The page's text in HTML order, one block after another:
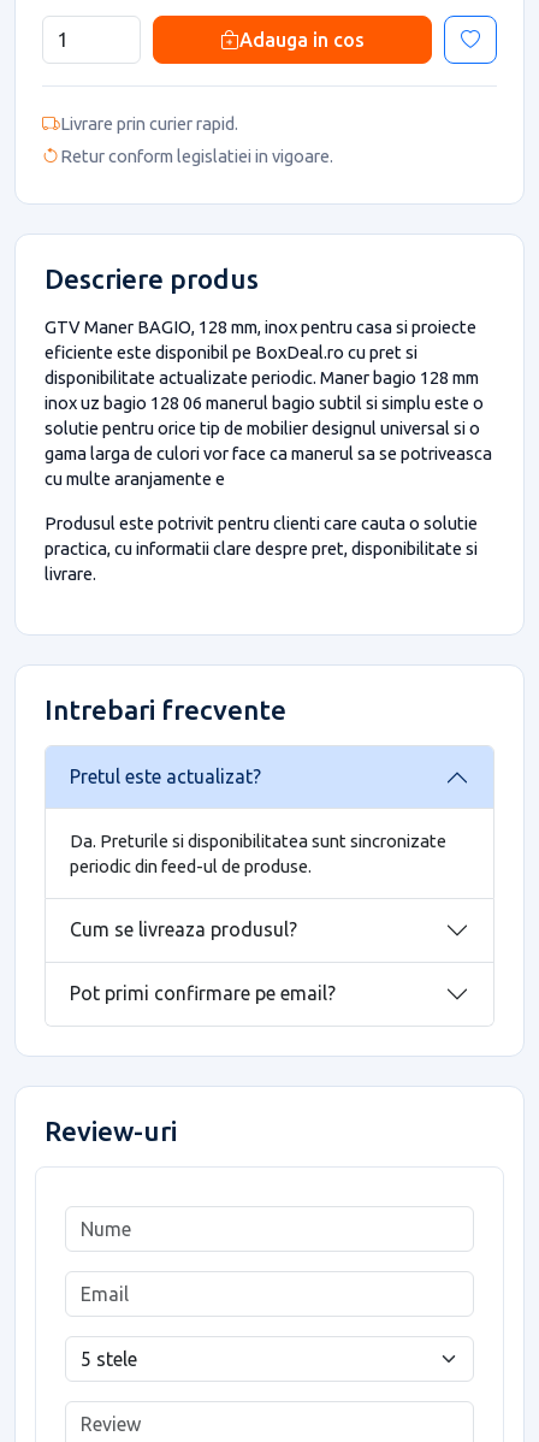
Adauga in cos
Livrare prin curier rapid.
Retur conform legislatiei in vigoare.
Descriere produs
GTV Maner BAGIO, 128 mm, inox pentru casa si proiecte
eficiente este disponibil pe BoxDeal.ro cu pret si
disponibilitate actualizate periodic. Maner bagio 128 mm
inox uz bagio 128 06 manerul bagio subtil si simplu este o
solutie pentru orice tip de mobilier designul universal si o
gama larga de culori vor face ca manerul sa se potriveasca
cu multe aranjamente e
Produsul este potrivit pentru clienti care cauta o solutie
practica, cu informatii clare despre pret, disponibilitate si
livrare.
Intrebari frecvente
Pretul este actualizat?
Da. Preturile si disponibilitatea sunt sincronizate
periodic din feed-ul de produse.
Cum se livreaza produsul?
Pot primi confirmare pe email?
Review-uri